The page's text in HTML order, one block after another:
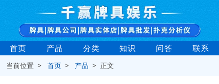
首页 产品 分类 知识 问答 联系
当前位置 >首页 > 产品 > 正文